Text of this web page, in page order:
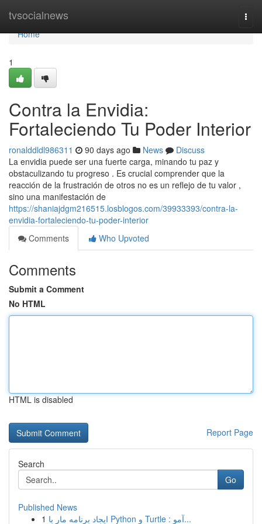
tvsocialnews
Home
Home
1
Contra la Envidia:
Fortaleciendo Tu Poder Interior
ronalddldl986311 90 days ago News
Discuss
La envidia puede ser una fuerte carga, minando tu paz y
obstaculizando tu progreso . Es crucial comprender que la
reacción de la frustración de otros no es un reflejo de tu valor ,
sino una manifestación de
https://shaniajdgm216515.losblogos.com/39933393/contra-la-
envidia-fortaleciendo-tu-poder-interior
Comments
Who Upvoted
Comments
Submit a Comment
No HTML
HTML is disabled
Report Page
Search
Go
Published News
1
ایجاد برنامه مار با Python و Turtle : آمو...